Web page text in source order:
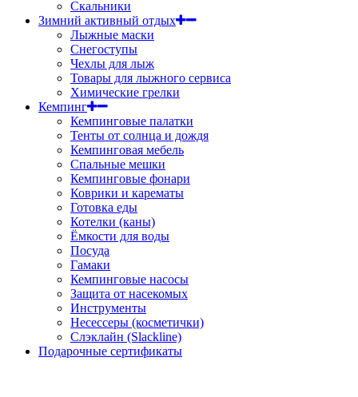
Скальники
Зимний активный отдых
Лыжные маски
Снегоступы
Чехлы для лыж
Товары для лыжного сервиса
Химические грелки
Кемпинг
Кемпинговые палатки
Тенты от солнца и дождя
Кемпинговая мебель
Спальные мешки
Кемпинговые фонари
Коврики и карематы
Готовка еды
Котелки (каны)
Ёмкости для воды
Посуда
Гамаки
Кемпинговые насосы
Защита от насекомых
Инструменты
Несессеры (косметички)
Слэклайн (Slackline)
Подарочные сертификаты